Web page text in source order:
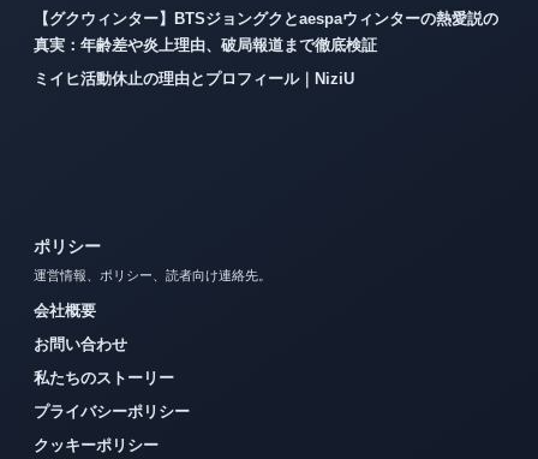
【グクウィンター】BTSジョングクとaespaウィンターの熱愛説の
真実：年齢差や炎上理由、破局報道まで徹底検証
ミイヒ活動休止の理由とプロフィール｜NiziU
ポリシー
運営情報、ポリシー、読者向け連絡先。
会社概要
お問い合わせ
私たちのストーリー
プライバシーポリシー
クッキーポリシー